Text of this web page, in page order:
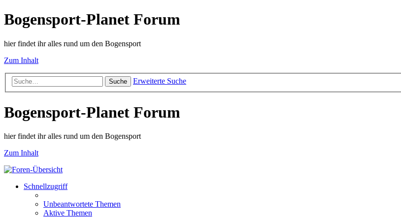
Bogensport-Planet Forum
hier findet ihr alles rund um den Bogensport
Zum Inhalt
Suche Erweiterte Suche
Bogensport-Planet Forum
hier findet ihr alles rund um den Bogensport
Zum Inhalt
Schnellzugriff
Unbeantwortete Themen
Aktive Themen